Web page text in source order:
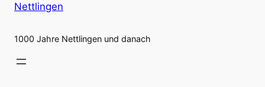
Nettlingen
1000 Jahre Nettlingen und danach